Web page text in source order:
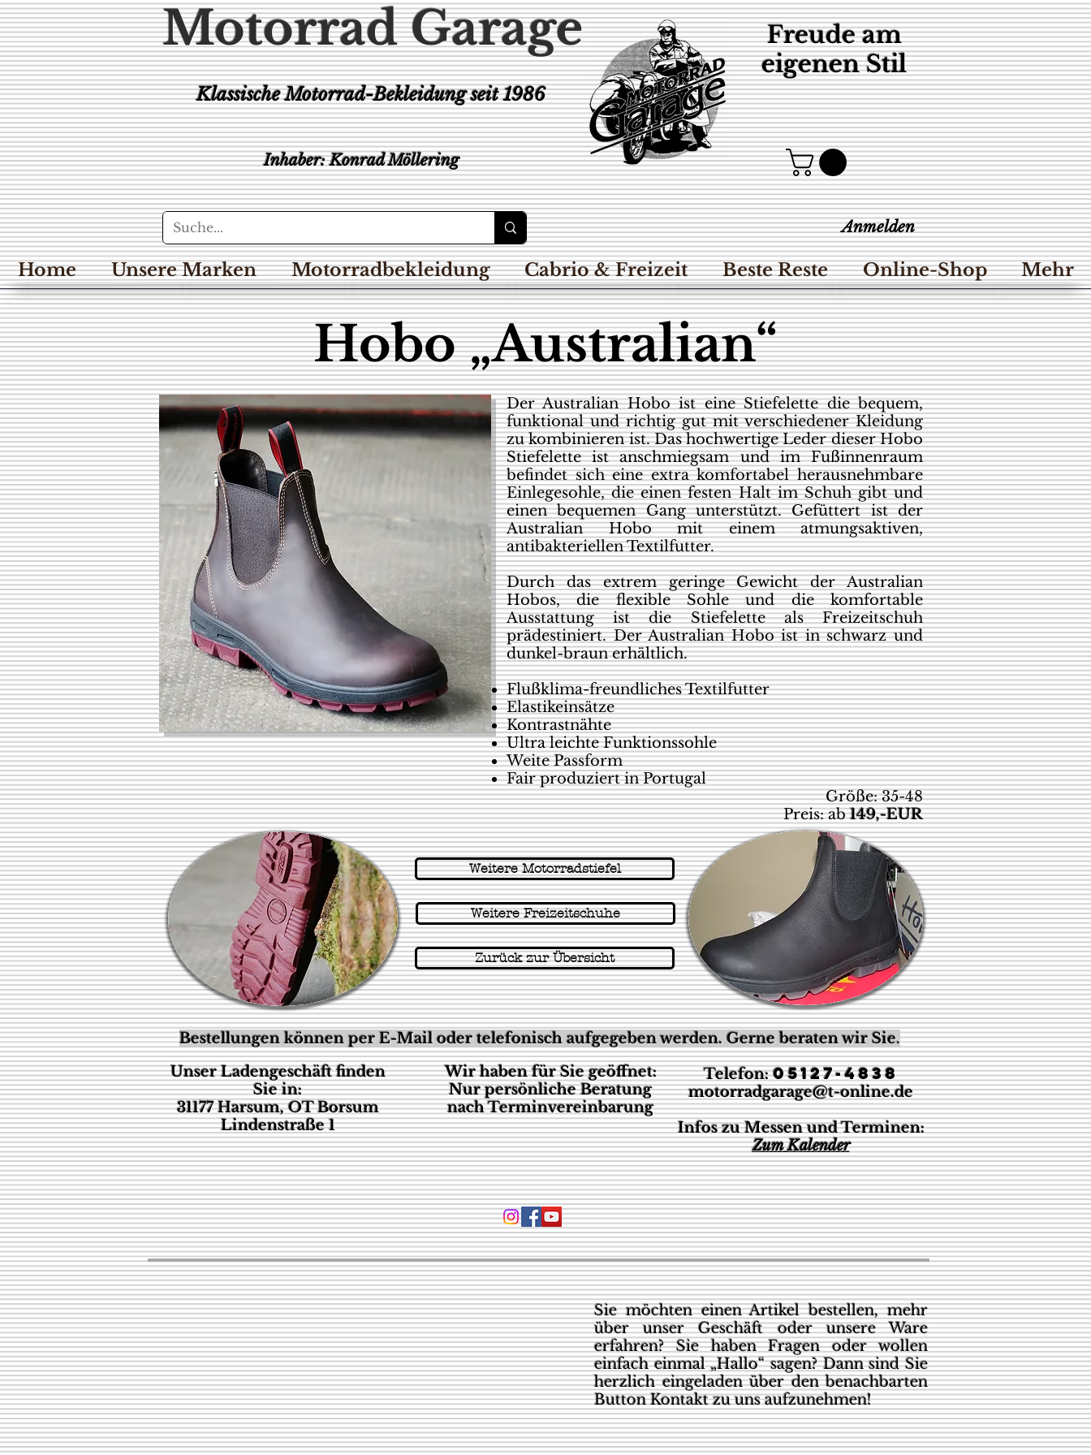
Motorrad Garage
Inhaber: Konrad Möllering
Klassische Motorrad-Bekleidungseit 1986
Freude am
eigenen Stil
Anmelden
Home Unsere Marken Motorradbekleidung Cabrio & Freizeit Beste Reste Online-Shop Mehr
Hobo „Australian“
Der Australian Hobo ist eine Stiefelette die bequem,
funktional und richtig gut mit verschiedener Kleidung
zu kombinieren ist. Das hochwertige Leder dieser Hobo
Stiefelette ist anschmiegsam und im Fußinnenraum
befindet sich eine extra komfortabel herausnehmbare
Einlegesohle, die einen festen Halt im Schuh gibt und
einen bequemen Gang unterstützt. Gefüttert ist der
Australian Hobo mit einem atmungsaktiven,
antibakteriellen Textilfutter.
Durch das extrem geringe Gewicht der Australian
Hobos, die flexible Sohle und die komfortable
Ausstattung ist die Stiefelette als Freizeitschuh
prädestiniert. Der Australian Hobo ist in schwarz und
dunkel-braun erhältlich.
Flußklima-freundliches Textilfutter
Elastikeinsätze
Kontrastnähte
Ultra leichte Funktionssohle
Weite Passform
Fair produziert in Portugal
Größe: 35-48
Preis: ab149,-EUR
Weitere Motorradstiefel
Weitere Freizeitschuhe
Zurück zur Übersicht
Bestellungen können per E-Mail oder telefonisch aufgegeben werden. Gerne beraten wir Sie.
Unser Ladengeschäft finden
Sie in:
31177 Harsum, OT Borsum
Lindenstraße 1
Wir haben für Sie geöffnet:
Nur persönliche Beratung
nach Terminvereinbarung
Telefon:05127-4838
motorradgarage@t-online.de
Infos zu Messen und Terminen:
Zum Kalender
Sie möchten einen Artikel bestellen, mehr
über unser Geschäft oder unsere Ware
erfahren? Sie haben Fragen oder wollen
einfach einmal „Hallo“ sagen? Dann sind Sie
herzlich eingeladen über den benachbarten
Button Kontakt zu uns aufzunehmen!